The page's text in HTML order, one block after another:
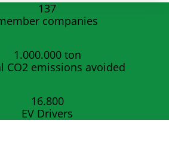
companies
137
CO2 emissions avoided
1.000.000 ton
EV Drivers
16.800